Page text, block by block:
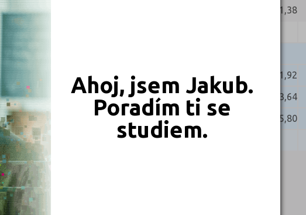
Ahoj, jsem Jakub.
Poradím ti se
studiem.
91,38
81,92
73,64
95,80